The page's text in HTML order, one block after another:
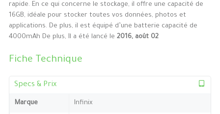
rapide. En ce qui concerne le stockage, il offre une capacité de
16GB, idéale pour stocker toutes vos données, photos et
applications. De plus, il est équipé d’une batterie capacité de
4000mAh De plus, Il a été lancé le 2016, août 02
Fiche Technique
Specs & Prix
Marque Infinix